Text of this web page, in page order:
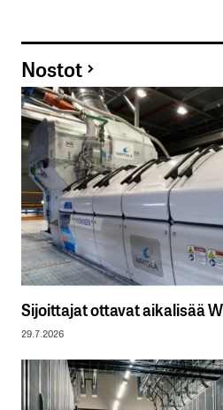
Nostot
Sijoittajat ottavat aikalisää
29.7.2026